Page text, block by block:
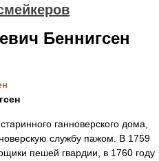
Беннигсен
ганноверского дома,
службу пажом. В 1759
пешей гвардии, в 1760 году